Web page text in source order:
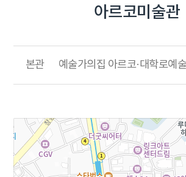
아르코미술관
본관 예술가의집 아르코·대학로예